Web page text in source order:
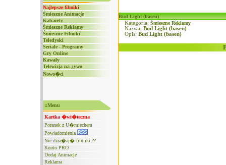
Najlepsze filmiki
Śmieszne Animacje
Kabarety
Śmieszne Reklamy
Śmieszne Filmiki
Teledyski
Seriale - Programy
Gry Online
Kawały
Telewizja na ¿ywo
Nowo�ci
::Menu
Kartka �wi�teczna
Poranek z U�miechem
Powiadomienia
Nie dzia�aj� filmiki ??
Konto PRO
Dodaj Animacje
Reklama
Bud Light (basen)
Kategoria: Śmieszne Reklamy
Nazwa: Bud Light (basen)
Opis: Bud Light (basen)